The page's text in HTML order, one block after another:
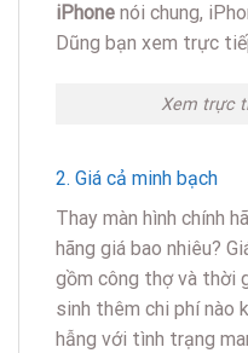
iPhone nói chung,
Dũng bạn xem trực
Xem trực
2. Giá cả minh bạch
Thay màn hình chính
hãng giá bao nhiêu?
gồm công thợ và thời
sinh thêm chi phí nào
hẫng với tình trạng